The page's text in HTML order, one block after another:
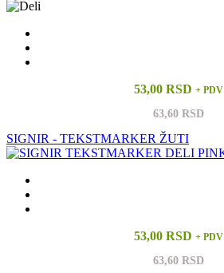
53,00 RSD + PDV
63,60 RSD
SIGNIR - TEKSTMARKER ŽUTI
53,00 RSD + PDV
63,60 RSD